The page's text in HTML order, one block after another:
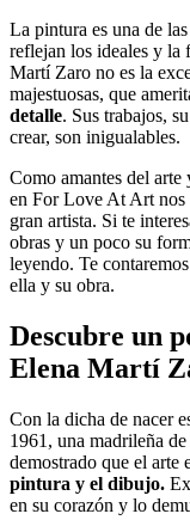
La pintura es una de
reflejan los ideales y la
Martí Zaro no es la
majestuosas, que
detalle. Sus trabajos,
crear, son inigualables.
Como amantes del arte
en For Love At Art nos
gran artista. Si te
obras y un poco su
leyendo. Te
ella y su obra.
Descubre un
Elena Martí
Con la dicha de nacer
1961, una madrileña
demostrado que el arte
pintura y el dibujo.
en su corazón y lo